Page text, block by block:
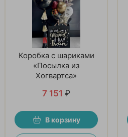
Коробка с шариками
«Посылка из
Хогвартса»
7 151 ₽
В корзину